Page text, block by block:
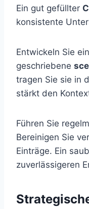
Ein gut gefüllter
konsistente
Entwickeln Sie
geschriebene
tragen Sie sie in
stärkt den
Führen Sie
Bereinigen Sie
Einträge. Ein
zuverlässigeren